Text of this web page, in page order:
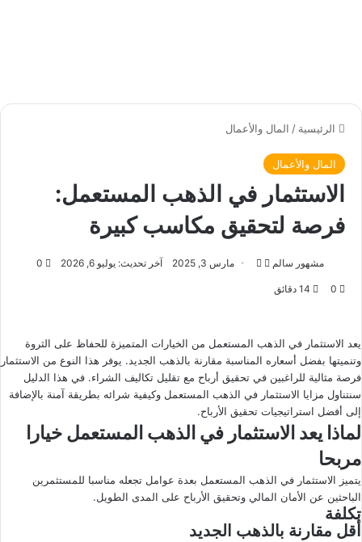
الرئيسية / المال والأعمال
المال والأعمال
الاستثمار في الذهب المستعمل:
فرصة لتحقيق مكاسب كبيرة
مشهور سالم
ت
ل
ى
X
ر
ي
د
ا
إ
ت
و
مارس 3, 2025 آخر تحديث: يوليو 6, 2026 0
0
يعد الاستثمار في الذهب المستعمل من الخيارات المتميزة للحفاظ على الثروة
وتنميتها بفضل أسعاره المناسبة مقارنة بالذهب الجديد. يوفر هذا النوع من الاستثمار
فرصة مثالية للراغبين في تحقيق أرباح مع تقليل تكاليف الشراء. في هذا الدليل
سنتناول مزايا الاستثمار في الذهب المستعمل وكيفية شرائه بطريقة آمنة بالإضافة
إلى أفضل استراتيجيات تحقيق الأرباح.
لماذا يعد الاستثمار في الذهب المستعمل خيارا
مربحا
يتميز الاستثمار في الذهب المستعمل بعدة عوامل تجعله مناسبا للمستثمرين
الباحثين عن الأمان المالي وتحقيق الأرباح على المدى الطويل.
تكلفة
أقل مقارنة بالذهب الجديد